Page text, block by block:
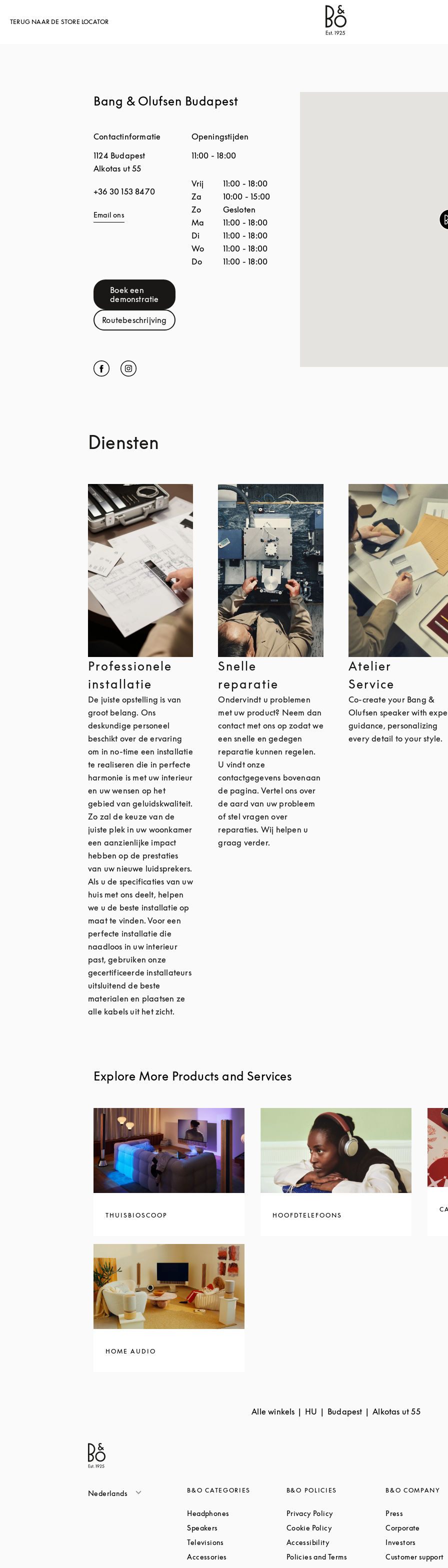
TERUG NAAR DE STORE LOCATOR
Bang & Olufsen - Exist to Create
Bang & Olufsen Budapest
Contactinformatie
1124 Budapest
Alkotas ut 55
+36 30 153 8470
Email ons
Boek een
demonstratieLink Opens in New Tab
RoutebeschrijvingLink Opens in New Tab
Click to open Facebook
Link Opens in New Tab
Click to open Instagram
Link Opens in New Tab
Openingstijden
11:00 - 18:00
Dag van de weekOpeningstijden
Vrij 11:00 - 18:00
Za
10:00 - 15:00
Zo
Gesloten
Ma
11:00 - 18:00
Di
11:00 - 18:00
Wo
11:00 - 18:00
Do
11:00 - 18:00
Diensten
Professionele
installatie
De juiste opstelling is van
groot belang. Ons
deskundige personeel
beschikt over de ervaring
om in no-time een installatie
te realiseren die in perfecte
harmonie is met uw interieur
en uw wensen op het
gebied van geluidskwaliteit.
Zo zal de keuze van de
juiste plek in uw woonkamer
een aanzienlijke impact
hebben op de prestaties
van uw nieuwe luidsprekers.
Als u de specificaties van uw
huis met ons deelt, helpen
we u de beste installatie op
maat te vinden. Voor een
perfecte installatie die
naadloos in uw interieur
past, gebruiken onze
gecertificeerde installateurs
uitsluitend de beste
materialen en plaatsen ze
alle kabels uit het zicht.
Snelle
reparatie
Ondervindt u problemen
met uw product? Neem dan
contact met ons op zodat we
een snelle en gedegen
reparatie kunnen regelen.
U vindt onze
contactgegevens bovenaan
de pagina. Vertel ons over
de aard van uw probleem
of stel vragen over
reparaties. Wij helpen u
graag verder.
Atelier
Service
Co-create your Bang &
Olufsen speaker with
guidance, personalizing
every detail to your style.
Explore More Products and Services
THUISBIOSCOOP HOOFDTELEFOONS
HOME AUDIO
Alle winkels HU Budapest Alkotas ut 55
Nederlands B&O CATEGORIES
Headphones Link Opens in New Tab
Speakers Link Opens in New Tab
Televisions Link Opens in New Tab
Accessories Link Opens in New Tab
B&O POLICIES
Privacy PolicyLink Opens in New Tab
Cookie PolicyLink Opens in New Tab
AccessibilityLink Opens in New Tab
Policies and TermsLink Opens in New Tab
B&O COMPANY
Press
Corporate
Investors
Customer support